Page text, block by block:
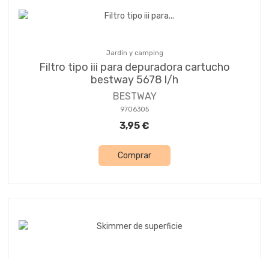
Jardín y camping
Filtro tipo iii para depuradora cartucho
bestway 5678 l/h
BESTWAY
9706305
3,95 €
Comprar